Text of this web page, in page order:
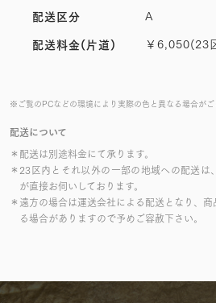
※ご覧のPCなどの環境により実際の色と異なる場合がご
配送について
＊配送は別途料金にて承ります。
＊23区内とそれ以外の一部の地域への配送は
が直接お伺いしております。
＊遠方の場合は運送会社による配送となり、
る場合がありますので予めご容赦下さい。
配送区分 A
配送料金(片道) ￥6,050(23